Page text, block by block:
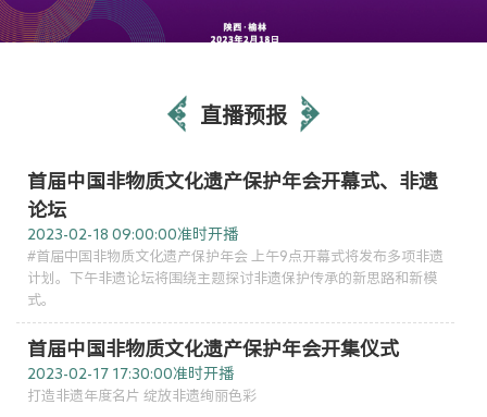
非遗数字体验
非遗大集
非遗后援团
非遗
直播预报
首届中国非物质文化遗产保护年会开幕式、非遗
论坛
2023-02-18 09:00:00准时开播
#首届中国非物质文化遗产保护年会 上午9点开幕式将发布多项非遗
计划。下午非遗论坛将围绕主题探讨非遗保护传承的新思路和新模
式。
首届中国非物质文化遗产保护年会开集仪式
2023-02-17 17:30:00准时开播
打造非遗年度名片 绽放非遗绚丽色彩